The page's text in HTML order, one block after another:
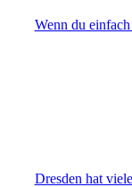
Wenn du
Dresden hat